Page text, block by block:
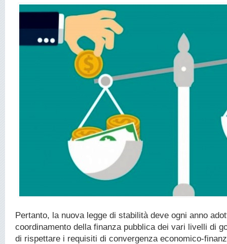
Pertanto, la nuova legge di stabilità deve ogni anno
coordinamento della finanza pubblica dei vari livelli di
di rispettare i requisiti di convergenza economico-